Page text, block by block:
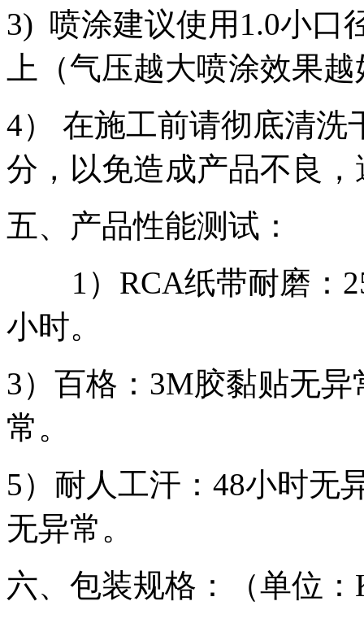
3) 喷涂建议使用1.0小口
上（气压越大喷涂效果
4） 在施工前请彻底清洗
分，以免造成产品不良
五、产品性能测试：
1）RCA纸带耐磨：
小时。
3）百格：3M胶黏贴
常。
5）耐人工汗：48小时
无异常。
六、包装规格：（单位